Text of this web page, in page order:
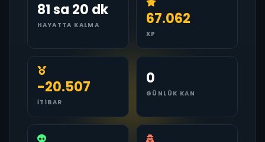
81 sa 20 dk
HAYATTA KALMA 67.062
XP
-20.507
İTIBAR
0
GÜNLÜK KAN